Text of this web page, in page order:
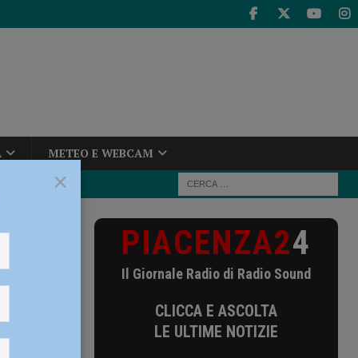
METEO E WEBCAM
Albasi
PIACENZA24
Il Giornale Radio di Radio Sound
CLICCA E ASCOLTA
LE ULTIME NOTIZIE
×